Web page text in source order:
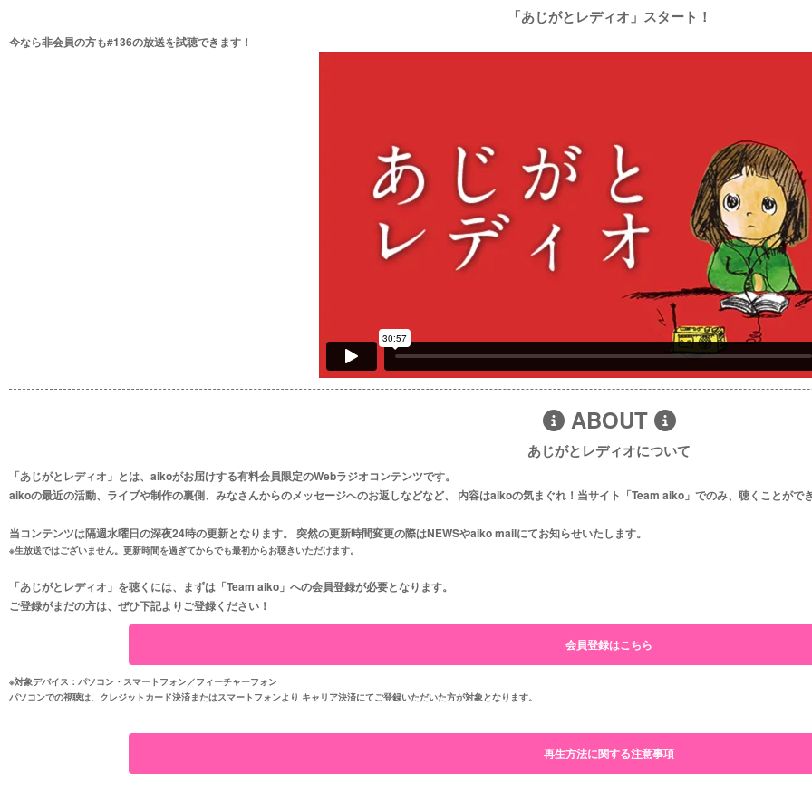
「あじがとレディオ」スタート！
今なら非会員の方も#136の放送を試聴できます！
ABOUT
あじがとレディオについて
「あじがとレディオ」とは、aikoがお届けする有料会員限定のWebラジオコンテンツです。
aikoの最近の活動、ライブや制作の裏側、みなさんからのメッセージへのお返しなどなど、 内容はaikoの気まぐれ！当サイト「Team aiko」でのみ、聴くこ
当コンテンツは隔週水曜日の深夜24時の更新となります。 突然の更新時間変更の際はNEWSやaiko mailにてお知らせいたします。
※生放送ではございません。更新時間を過ぎてからでも最初からお聴きいただけます。
「あじがとレディオ」を聴くには、まずは「Team aiko」への会員登録が必要となります。
ご登録がまだの方は、ぜひ下記よりご登録ください！
会員登録はこちら
※対象デバイス：パソコン・スマートフォン／フィーチャーフォン
パソコンでの視聴は、クレジットカード決済またはスマートフォンより キャリア決済にてご登録いただいた方が対象となります。
再生方法に関する注意事項